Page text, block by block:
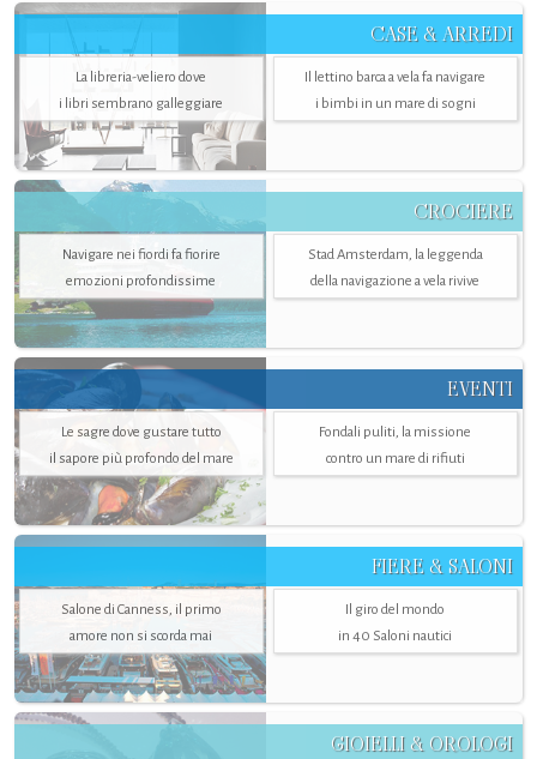
CASE & ARREDI
La libreria-veliero dove
i libri sembrano galleggiare
Il lettino barca a vela fa navigare
i bimbi in un mare di sogni
CROCIERE
Navigare nei fiordi fa fiorire
emozioni profondissime
Stad Amsterdam, la leggenda
della navigazione a vela rivive
EVENTI
Le sagre dove gustare tutto
il sapore più profondo del mare
Fondali puliti, la missione
contro un mare di rifiuti
FIERE & SALONI
Salone di Canness, il primo
amore non si scorda mai
Il giro del mondo
in 40 Saloni nautici
GIOIELLI & OROLOGI